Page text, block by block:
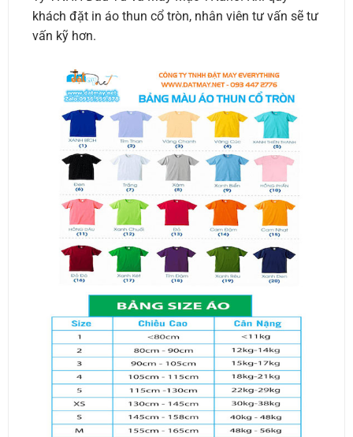
khách đặt in áo thun cổ tròn, nhân viên tư vấn sẽ tư
vấn kỹ hơn.